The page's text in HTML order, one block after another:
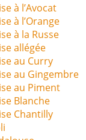
à l’Avocat
à l’Orange
à la Russe
allégée
au Curry
au Gingembre
au Piment
Blanche
Chantilly